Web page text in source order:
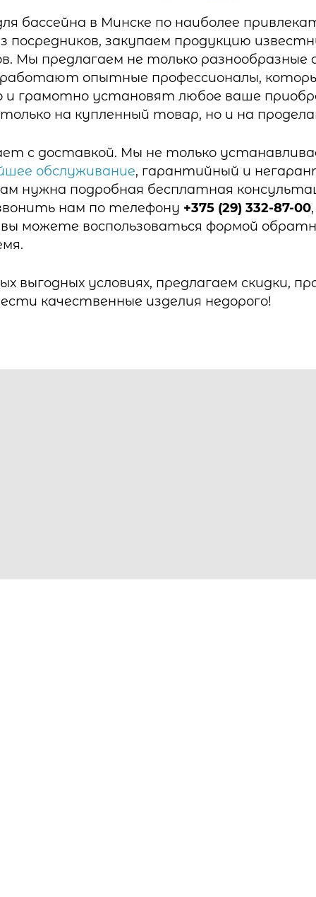
бассейна в Минске по наиболее
закупаем продукцию
Мы предлагаем не только разнообразные
работают опытные профессионалы,
и грамотно установят любое ваше
на купленный товар, но и на
с доставкой. Мы не только
обслуживание, гарантийный и
нужна подробная бесплатная
нам по телефону +375 (29) 332-87-00
можете воспользоваться формой
выгодных условиях, предлагаем скидки,
качественные изделия недорого!